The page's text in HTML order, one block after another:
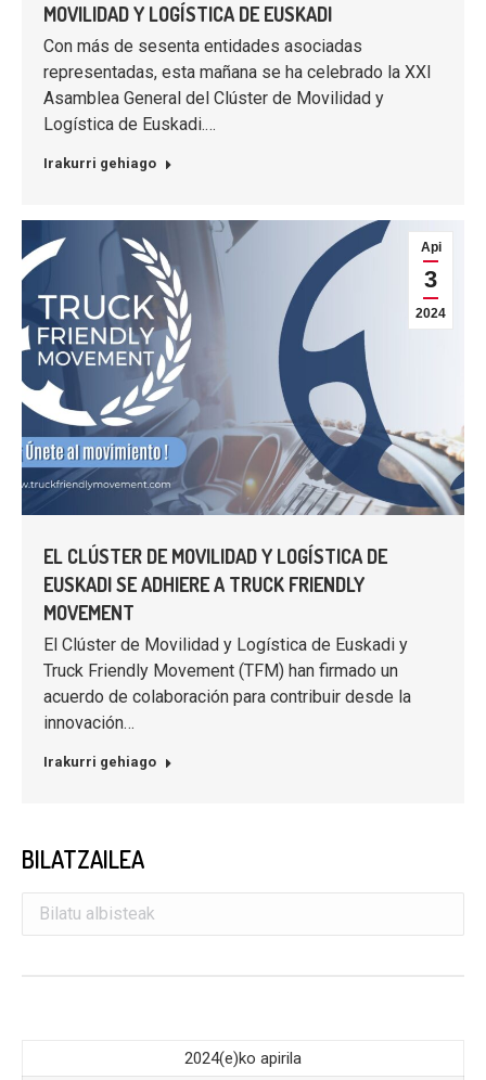
MOVILIDAD Y LOGÍSTICA DE EUSKADI
Con más de sesenta entidades asociadas
representadas, esta mañana se ha celebrado la XXI
Asamblea General del Clúster de Movilidad y
Logística de Euskadi.…
Irakurri gehiago
Api
3
2024
EL CLÚSTER DE MOVILIDAD Y LOGÍSTICA DE
EUSKADI SE ADHIERE A TRUCK FRIENDLY
MOVEMENT
El Clúster de Movilidad y Logística de Euskadi y
Truck Friendly Movement (TFM) han firmado un
acuerdo de colaboración para contribuir desde la
innovación…
Irakurri gehiago
BILATZAILEA
2024(e)ko apirila